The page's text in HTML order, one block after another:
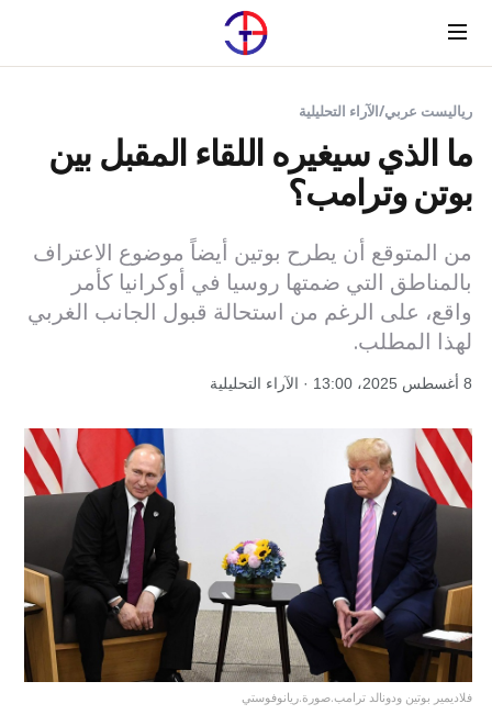
Menu
رياليست عربي/الآراء التحليلية
ما الذي سيغيره اللقاء المقبل بين
بوتن وترامب؟
من المتوقع أن يطرح بوتين أيضاً موضوع الاعتراف
بالمناطق التي ضمتها روسيا في أوكرانيا كأمر
واقع، على الرغم من استحالة قبول الجانب الغربي
لهذا المطلب.
8 أغسطس 2025، 13:00 · الآراء التحليلية
فلاديمير بوتين ودونالد ترامب.صورة.ريانوفوستي